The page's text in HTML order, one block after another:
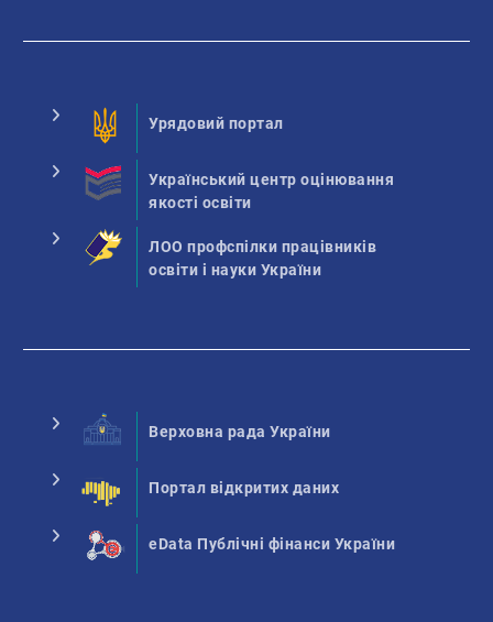
Урядовий портал
Український центр оцінювання
якості освіти
ЛОО профспілки працівників
освіти і науки України
Верховна рада України
Портал відкритих даних
eData Публічні фінанси України